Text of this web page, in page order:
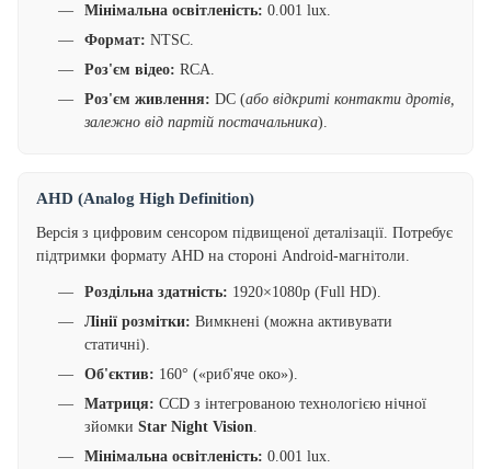
Мінімальна освітленість: 0.001 lux.
Формат: NTSC.
Роз'єм відео: RCA.
Роз'єм живлення: DC (або відкриті контакти дротів,
залежно від партій постачальника).
AHD (Analog High Definition)
Версія з цифровим сенсором підвищеної деталізації. Потребує
підтримки формату AHD на стороні Android-магнітоли.
Роздільна здатність: 1920×1080p (Full HD).
Лінії розмітки: Вимкнені (можна активувати
статичні).
Об'єктив: 160° («риб'яче око»).
Матриця: CCD з інтегрованою технологією нічної
зйомки Star Night Vision
Мінімальна освітленість: 0.001 lux.